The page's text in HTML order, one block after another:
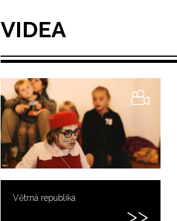
VIDEA
Větrná republika